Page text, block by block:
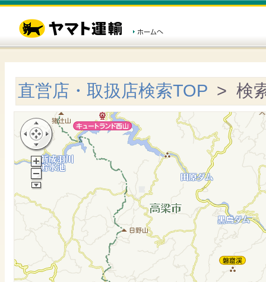
直営店・取扱店検索TOP > 検